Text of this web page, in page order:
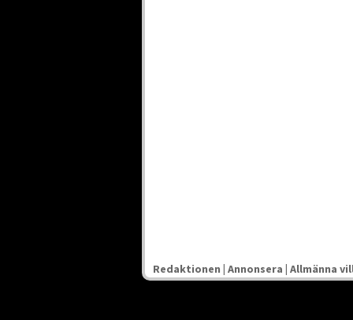
Redaktionen | Annonsera | Allmänna